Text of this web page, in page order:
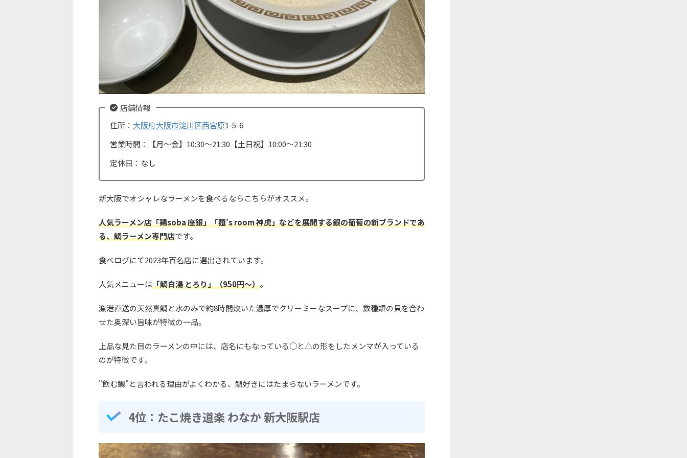
店舗情報
住所： 大阪府大阪市淀川区西宮原1-5-6
営業時間：【月〜金】10:30〜21:30【土日祝】10:00〜21:30
定休日：なし
新大阪でオシャレなラーメンを食べるならこちらがオススメ。
人気ラーメン店「鶏soba 座銀」「麺’s room 神虎」などを展開する銀の葡萄の新ブランドであ
る、鯛ラーメン専門店です。
食べログにて2023年百名店に選出されています。
人気メニューは「鯛白湯 とろり」（950円〜）。
漁港直送の天然真鯛と水のみで約8時間炊いた濃厚でクリーミーなスープに、数種類の貝を合わ
せた奥深い旨味が特徴の一品。
上品な見た目のラーメンの中には、店名にもなっている○と△の形をしたメンマが入っている
のが特徴です。
"飲む鯛"と言われる理由がよくわかる、鯛好きにはたまらないラーメンです。
4位：たこ焼き道楽 わなか 新大阪駅店